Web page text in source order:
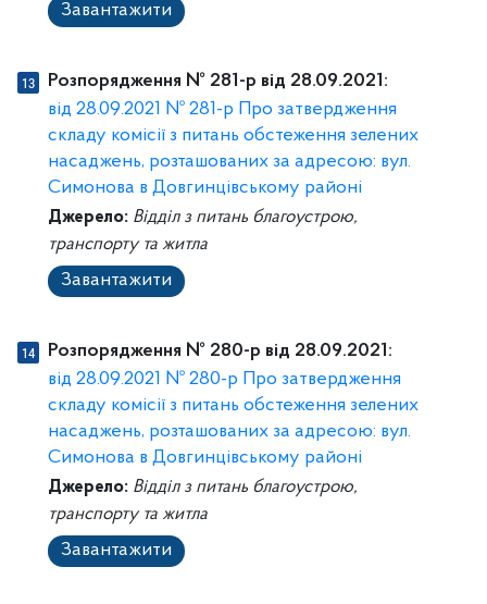
Завантажити
Розпорядження № 281-р від 28.09.2021:
від 28.09.2021 № 281-р Про затвердження
складу комісії з питань обстеження зелених
насаджень, розташованих за адресою: вул.
Симонова в Довгинцівському районі
Джерело: Відділ з питань благоустрою,
транспорту та житла
Завантажити
Розпорядження № 280-р від 28.09.2021:
від 28.09.2021 № 280-р Про затвердження
складу комісії з питань обстеження зелених
насаджень, розташованих за адресою: вул.
Симонова в Довгинцівському районі
Джерело: Відділ з питань благоустрою,
транспорту та житла
Завантажити